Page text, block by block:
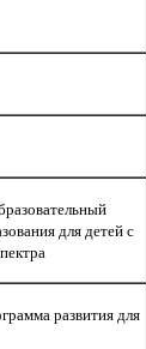
для детей с
развития для